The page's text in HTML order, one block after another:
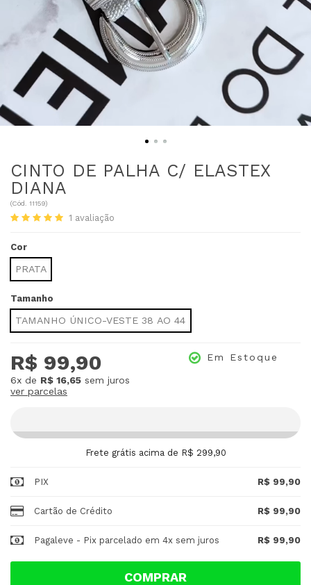
CINTO DE PALHA C/ ELASTEX
DIANA
(Cód. 11159)
1 avaliação
Cor
PRATA
Tamanho
TAMANHO ÚNICO-VESTE 38 AO 44
R$ 99,90
6x de R$ 16,65 sem juros
ver parcelas
Em Estoque
Frete grátis acima de R$ 299,90
PIX R$ 99,90
Cartão de Crédito R$ 99,90
Pagaleve - Pix parcelado em 4x sem juros R$ 99,90
COMPRAR